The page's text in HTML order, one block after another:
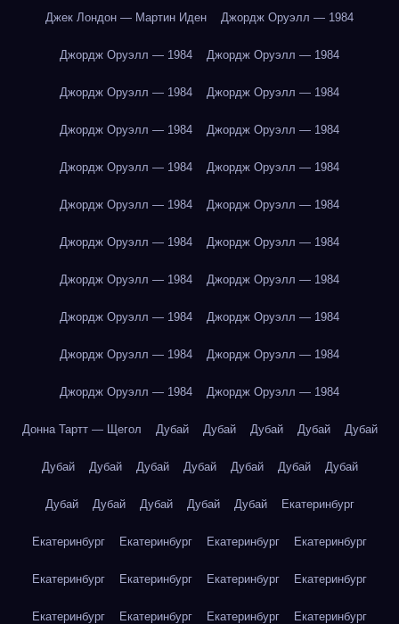
Джек Лондон — Мартин Иден Джордж Оруэлл — 1984
Джордж Оруэлл — 1984 Джордж Оруэлл — 1984
Джордж Оруэлл — 1984 Джордж Оруэлл — 1984
Джордж Оруэлл — 1984 Джордж Оруэлл — 1984
Джордж Оруэлл — 1984 Джордж Оруэлл — 1984
Джордж Оруэлл — 1984 Джордж Оруэлл — 1984
Джордж Оруэлл — 1984 Джордж Оруэлл — 1984
Джордж Оруэлл — 1984 Джордж Оруэлл — 1984
Джордж Оруэлл — 1984 Джордж Оруэлл — 1984
Джордж Оруэлл — 1984 Джордж Оруэлл — 1984
Джордж Оруэлл — 1984 Джордж Оруэлл — 1984
Донна Тартт — Щегол Дубай Дубай Дубай Дубай Дубай
Дубай Дубай Дубай Дубай Дубай Дубай Дубай
Дубай Дубай Дубай Дубай Дубай Екатеринбург
Екатеринбург Екатеринбург Екатеринбург Екатеринбург
Екатеринбург Екатеринбург Екатеринбург Екатеринбург
Екатеринбург Екатеринбург Екатеринбург Екатеринбург